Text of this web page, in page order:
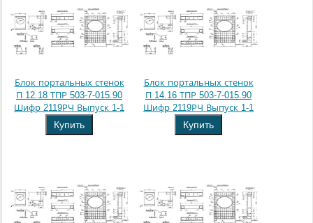
Блок портальных стенок
П 12.18 ТПР 503-7-015.90
Шифр 2119РЧ Выпуск 1-1
Купить
Блок портальных стенок
П 14.16 ТПР 503-7-015.90
Шифр 2119РЧ Выпуск 1-1
Купить